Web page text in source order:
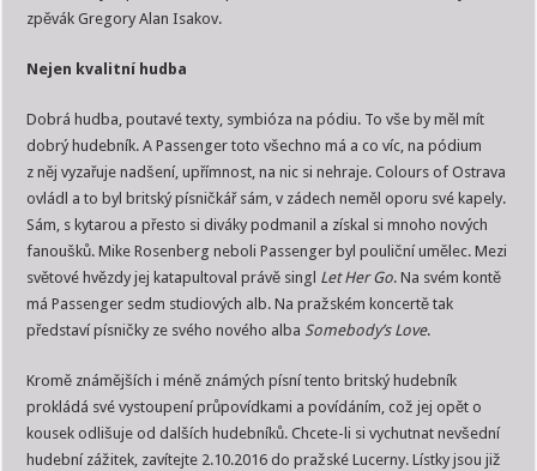
zpěvák Gregory Alan Isakov.
Nejen kvalitní hudba
Dobrá hudba, poutavé texty, symbióza na pódiu. To vše by měl mít
dobrý hudebník. A Passenger toto všechno má a co víc, na pódium
z něj vyzařuje nadšení, upřímnost, na nic si nehraje. Colours of Ostrava
ovládl a to byl britský písničkář sám, v zádech neměl oporu své kapely.
Sám, s kytarou a přesto si diváky podmanil a získal si mnoho nových
fanoušků. Mike Rosenberg neboli Passenger byl pouliční umělec. Mezi
světové hvězdy jej katapultoval právě singl Let Her Go. Na svém kontě
má Passenger sedm studiových alb. Na pražském koncertě tak
představí písničky ze svého nového alba Somebody’s Love.
Kromě známějších i méně známých písní tento britský hudebník
prokládá své vystoupení průpovídkami a povídáním, což jej opět o
kousek odlišuje od dalších hudebníků. Chcete-li si vychutnat nevšední
hudební zážitek, zavítejte 2.10.2016 do pražské Lucerny. Lístky jsou již